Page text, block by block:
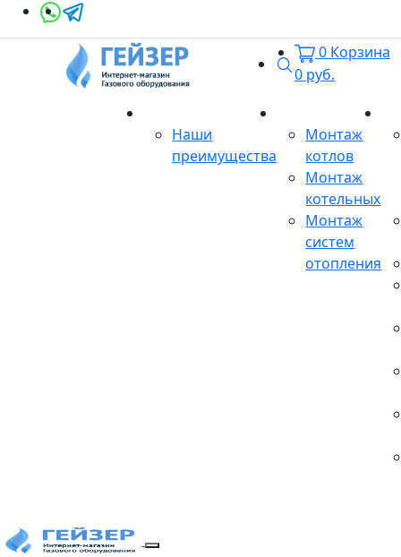
Поиск
0 Корзина
0 руб.
Наши
преимущества
Монтаж
котлов
Монтаж
котельных
Монтаж
систем
отопления